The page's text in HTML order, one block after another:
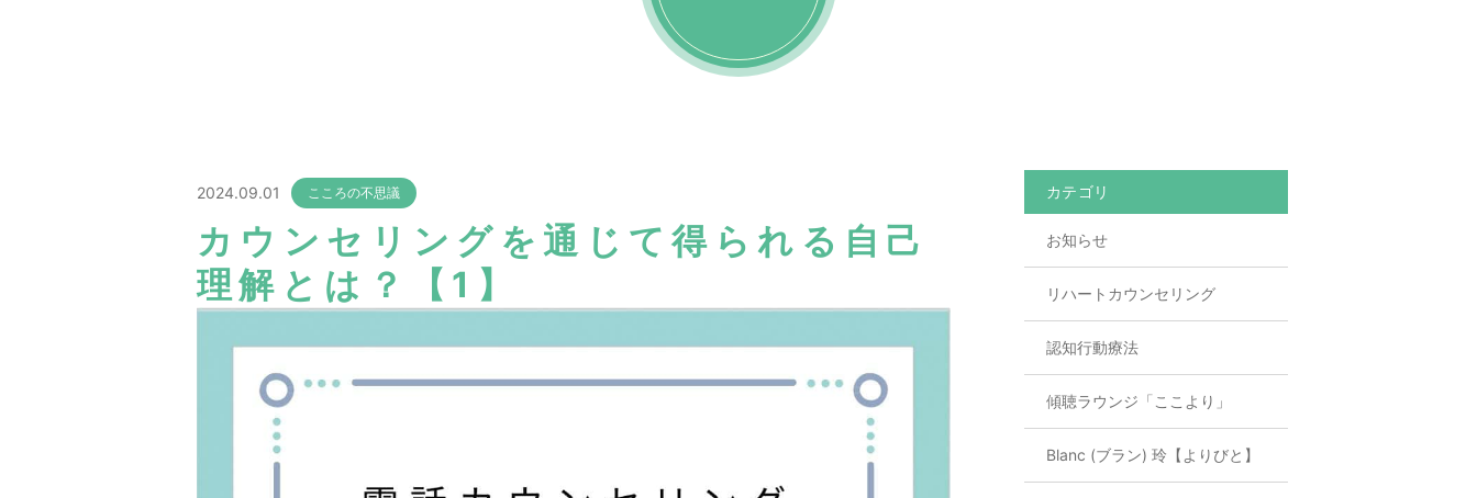
2024.09.01 こころの不思議
カウンセリングを通じて得られる自己
理解とは？【1】
カテゴリ
お知らせ
リハートカウンセリング
認知行動療法
傾聴ラウンジ「ここより」
Blanc (ブラン) 玲【よりびと】